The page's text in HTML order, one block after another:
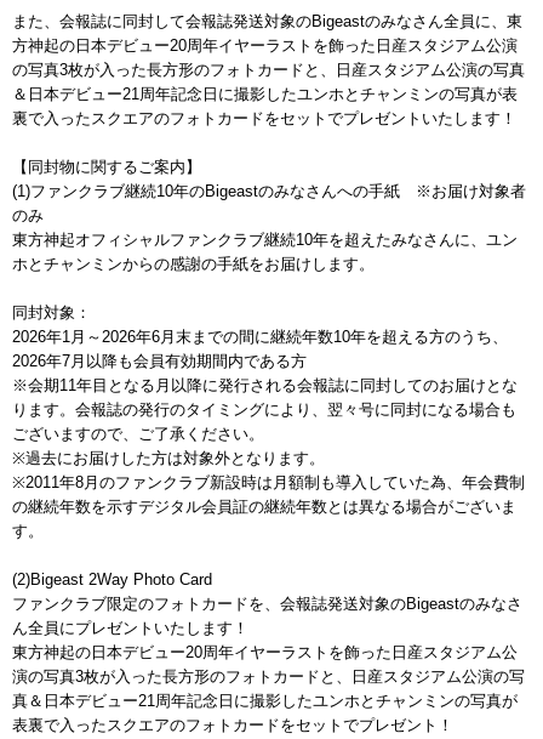
また、会報誌に同封して会報誌発送対象のBigeastのみなさん全員に、東
方神起の日本デビュー20周年イヤーラストを飾った日産スタジアム公演
の写真3枚が入った長方形のフォトカードと、日産スタジアム公演の写真
＆日本デビュー21周年記念日に撮影したユンホとチャンミンの写真が表
裏で入ったスクエアのフォトカードをセットでプレゼントいたします！
【同封物に関するご案内】
(1)ファンクラブ継続10年のBigeastのみなさんへの手紙 ※お届け対象者
のみ
東方神起オフィシャルファンクラブ継続10年を超えたみなさんに、ユン
ホとチャンミンからの感謝の手紙をお届けします。
同封対象：
2026年1月～2026年6月末までの間に継続年数10年を超える方のうち、
2026年7月以降も会員有効期間内である方
※会期11年目となる月以降に発行される会報誌に同封してのお届けとな
ります。会報誌の発行のタイミングにより、翌々号に同封になる場合も
ございますので、ご了承ください。
※過去にお届けした方は対象外となります。
※2011年8月のファンクラブ新設時は月額制も導入していた為、年会費制
の継続年数を示すデジタル会員証の継続年数とは異なる場合がございま
す。
(2)Bigeast 2Way Photo Card
ファンクラブ限定のフォトカードを、会報誌発送対象のBigeastのみなさ
ん全員にプレゼントいたします！
東方神起の日本デビュー20周年イヤーラストを飾った日産スタジアム公
演の写真3枚が入った長方形のフォトカードと、日産スタジアム公演の写
真＆日本デビュー21周年記念日に撮影したユンホとチャンミンの写真が
表裏で入ったスクエアのフォトカードをセットでプレゼント！